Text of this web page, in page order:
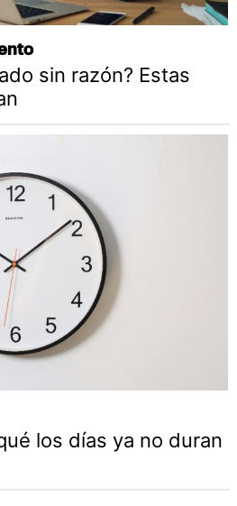
sin razón? Estas
los días ya no duran